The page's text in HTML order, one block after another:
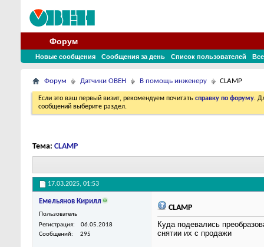
Форум
Новые сообщения Сообщения за день Список пользователей
Форум Датчики ОВЕН В помощь инженеру CLAMP
Если это ваш первый визит, рекомендуем почитать справку по форуму.
сообщений выберите раздел.
Тема: CLAMP
17.03.2025, 01:53
Емельянов Кирилл
Пользователь
Регистрация
06.05.2018
Сообщений
295
CLAMP
Куда подевались
снятии их с продажи